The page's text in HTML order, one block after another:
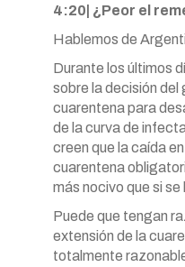
4:20| ¿Peor el
Hablemos de
Durante los últimos
sobre la decisión del
cuarentena para
de la curva de
creen que la caída
cuarentena
más nocivo que si
Puede que tengan
extensión de la
totalmente